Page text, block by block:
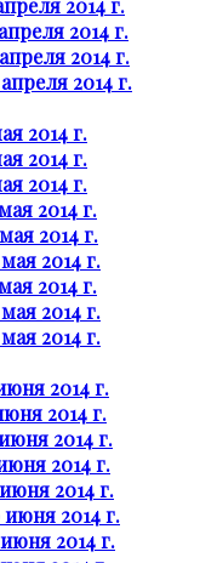
2014 г.
2014 г.
2014 г.
2014 г.
2014 г.
2014 г.
2014 г.
2014 г.
2014 г.
2014 г.
2014 г.
2014 г.
2014 г.
2014 г.
2014 г.
2014 г.
2014 г.
2014 г.
2014 г.
2014 г.